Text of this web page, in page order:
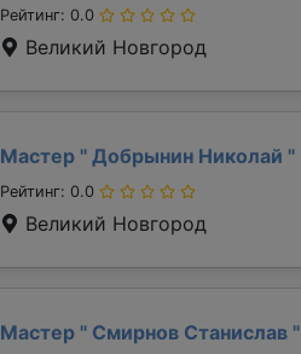
Рейтинг: 0.0
Великий Новгород
Мастер " Добрынин Николай "
Рейтинг: 0.0
Великий Новгород
Мастер " Смирнов Станислав "